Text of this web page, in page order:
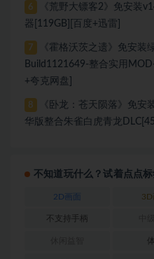
6
《荒野大镖客2》免安装
器[119GB][百度+迅雷]
7
《霍格沃茨之遗》免安装
Build1121649-整合实用
+夸克网盘]
8
《卧龙：苍天陨落》免安
华版整合朱雀白虎青龙
不知道玩什么？试着点点
2D画面 3D
不支持手柄